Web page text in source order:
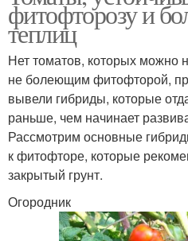
фитофторозу и
теплиц
Нет томатов, которых можно
не болеющим фитофторой,
вывели гибриды, которые
раньше, чем начинает
Рассмотрим основные
к фитофторе, которые
закрытый грунт.
Огородник